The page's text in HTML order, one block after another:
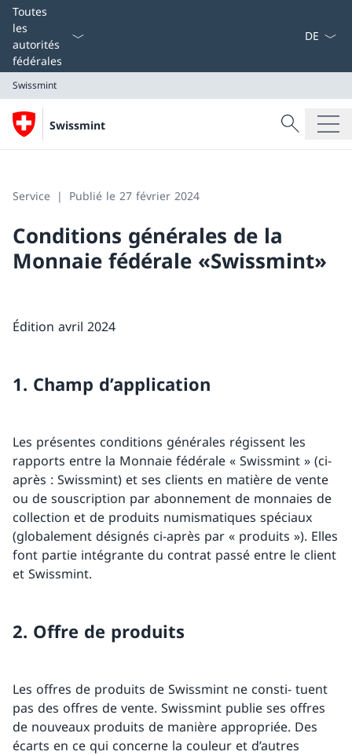
Toutes
les
autorités
fédérales
Swissmint
Swissmint
Recherche
Recherche
Service Publié le 27 février 2024
Conditions générales de la
Monnaie fédérale «Swissmint»
Édition avril 2024
1. Champ d’application
Les présentes conditions générales régissent les
rapports entre la Monnaie fédérale « Swissmint » (ci-
après : Swissmint) et ses clients en matière de vente
ou de souscription par abonnement de monnaies de
collection et de produits numismatiques spéciaux
(globalement désignés ci-après par « produits »). Elles
font partie intégrante du contrat passé entre le client
et Swissmint.
2. Offre de produits
Les offres de produits de Swissmint ne consti- tuent
pas des offres de vente. Swissmint publie ses offres
de nouveaux produits de manière appropriée. Des
écarts en ce qui concerne la couleur et d’autres